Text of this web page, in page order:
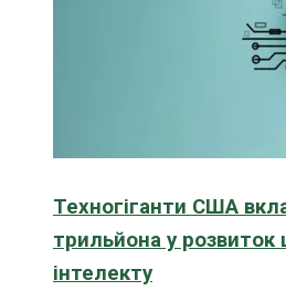
Техногіганти США
трильйона у розвиток
інтелекту